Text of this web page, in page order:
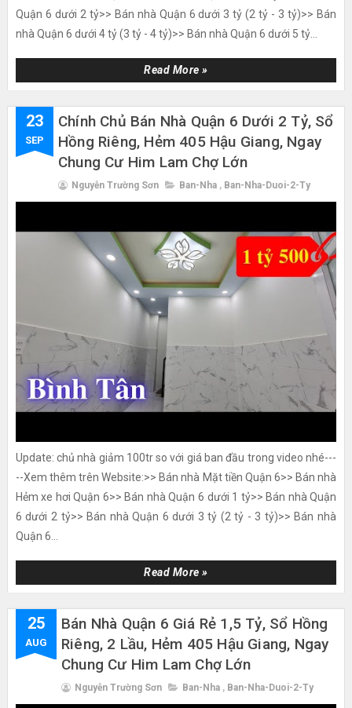
Quận 6 dưới 2 tỷ>> Bán nhà Quận 6 dưới 3 tỷ (2 tỷ - 3 tỷ)>> Bán
nhà Quận 6 dưới 4 tỷ (3 tỷ - 4 tỷ)>> Bán nhà Quận 6 dưới 5 tỷ...
Read More »
23
SEP
Chính Chủ Bán Nhà Quận 6 Dưới 2 Tỷ, Sổ
Hồng Riêng, Hẻm 405 Hậu Giang, Ngay
Chung Cư Him Lam Chợ Lớn
Nguyễn Trường Sơn Ban-Nha , Ban-Nha-Duoi-2-Ty
Update: chủ nhà giảm 100tr so với giá ban đầu trong video nhé---
--Xem thêm trên Website:>> Bán nhà Mặt tiền Quận 6>> Bán nhà
Hẻm xe hơi Quận 6>> Bán nhà Quận 6 dưới 1 tỷ>> Bán nhà Quận
6 dưới 2 tỷ>> Bán nhà Quận 6 dưới 3 tỷ (2 tỷ - 3 tỷ)>> Bán nhà
Quận 6...
Read More »
25
AUG
Bán Nhà Quận 6 Giá Rẻ 1,5 Tỷ, Sổ Hồng
Riêng, 2 Lầu, Hẻm 405 Hậu Giang, Ngay
Chung Cư Him Lam Chợ Lớn
Nguyễn Trường Sơn Ban-Nha , Ban-Nha-Duoi-2-Ty